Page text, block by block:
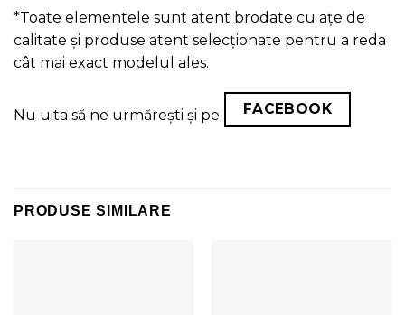
*Toate elementele sunt atent brodate cu ațe de
calitate și produse atent selecționate pentru a reda
cât mai exact modelul ales.
Nu uita să ne urmărești și pe FACEBOOK
PRODUSE SIMILARE